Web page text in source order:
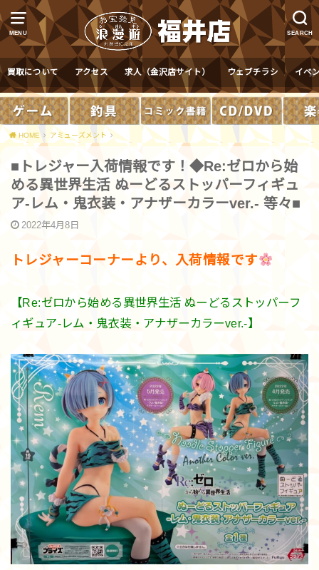
MENU SEARCH
買取について アクセス 求人（金沢店サイト） ウェブチラシ イベ
HOME アミューズメント
■トレジャー入荷情報です！◆Re:ゼロから始
める異世界生活 ぬーどるストッパーフィギュ
ア-レム・鬼衣装・アナザーカラーver.- 等々■
2022年4月8日
トレジャーコーナーより、入荷情報です
【Re:ゼロから始める異世界生活 ぬーどるストッパーフ
ィギュア-レム・鬼衣装・アナザーカラーver.-】